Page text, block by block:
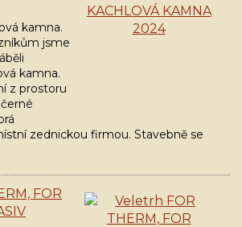
kamna.
jsme
kamna.
z prostoru
zednickou firmou. Stavebně se
FOR